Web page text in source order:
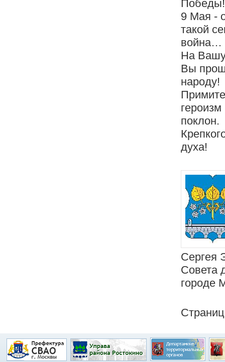
Победы!
9 Мая -
такой
война…
На
Вы
народу!
поклон.
духа!
Сергея
Совета
городе